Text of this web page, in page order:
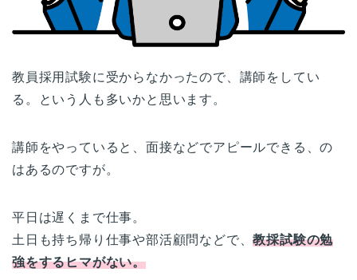
教員採用試験に受からなかったので、講師をしてい
る。という人も多いかと思います。
講師をやっていると、面接などでアピールできる、の
はあるのですが。
平日は遅くまで仕事。
土日も持ち帰り仕事や部活顧問などで、教採試験の勉
強をするヒマがない。